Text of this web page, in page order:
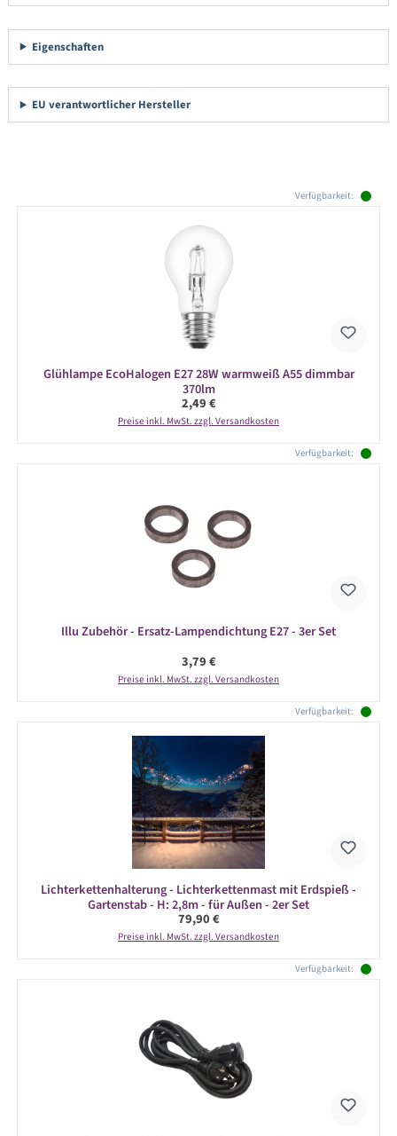
Eigenschaften
EU verantwortlicher Hersteller
Verfügbarkeit:
Glühlampe EcoHalogen E27 28W warmweiß A55 dimmbar
370lm
Regulärer Preis:
2,49 €
Preise inkl. MwSt. zzgl. Versandkosten
Verfügbarkeit:
Illu Zubehör - Ersatz-Lampendichtung E27 - 3er Set
Regulärer Preis:
3,79 €
Preise inkl. MwSt. zzgl. Versandkosten
Verfügbarkeit:
Lichterkettenhalterung - Lichterkettenmast mit Erdspieß -
Gartenstab - H: 2,8m - für Außen - 2er Set
Regulärer Preis:
79,90 €
Preise inkl. MwSt. zzgl. Versandkosten
Verfügbarkeit: